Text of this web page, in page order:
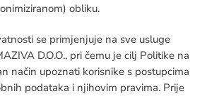
obliku.
se primjenjuje na sve usluge
D.O.O., pri čemu je cilj Politike na
način upoznati korisnike s postupcima
podataka i njihovim pravima. Prije